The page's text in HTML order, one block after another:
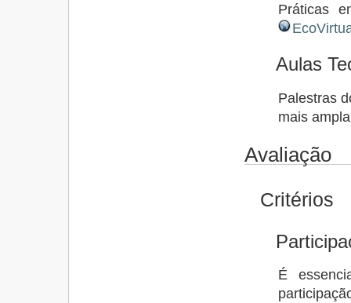
Práticas
Aulas
Palestras
mais
Avaliação
Critérios
É